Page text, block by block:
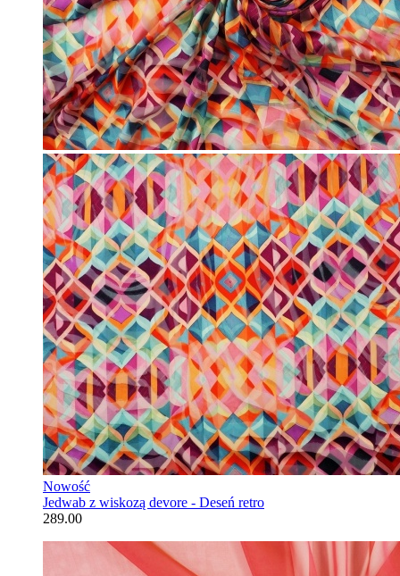
Nowość
Jedwab z wiskozą devore - Deseń retro
289.00